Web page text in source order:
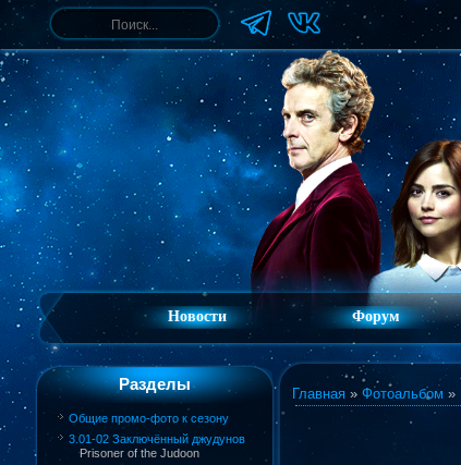
Новости Форум
Разделы
Общие промо-фото к сезону
3.01-02 Заключённый джудунов
Prisoner of the Judoon
Главная » Фотоальбом »